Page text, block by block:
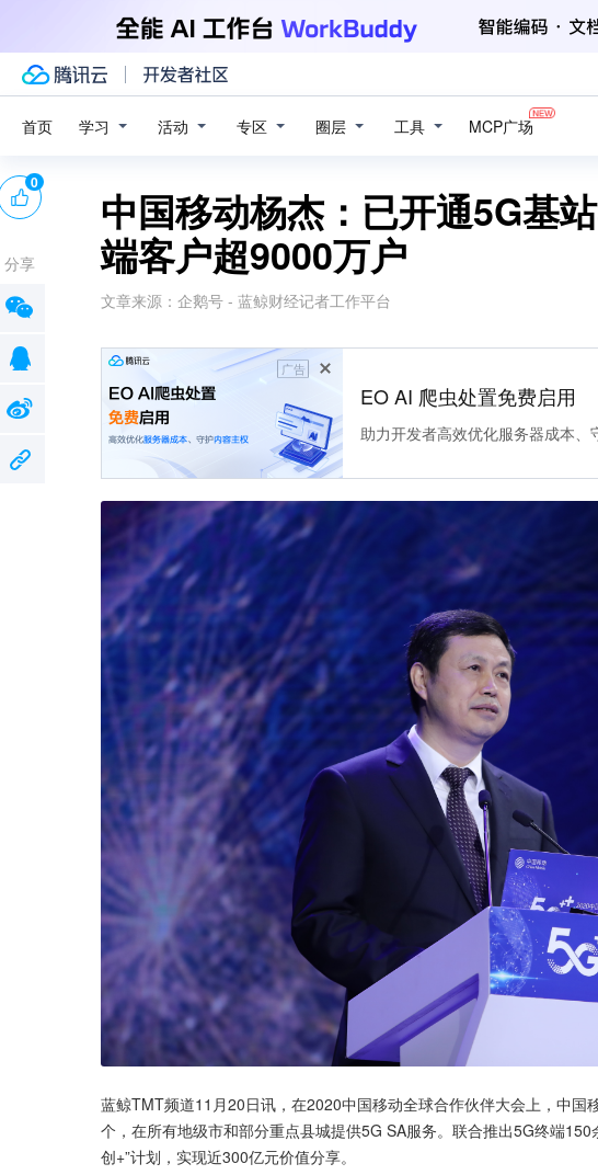
首页 学习 活动 专区 圈层 工具 MCP广场
中国移动杨杰：已开通5G基
端客户超9000万户
文章来源： 企鹅号 - 蓝鲸财经记者工作平台
广告
EO AI 爬虫处置免费启用
助力开发者高效优化服务器成本、
蓝鲸TMT频道11月20日讯，在2020中国移动全球合作伙伴大会上，中
个，在所有地级市和部分重点县城提供5G SA服务。联合推出5G终端
创+”计划，实现近300亿元价值分享。
0
分享